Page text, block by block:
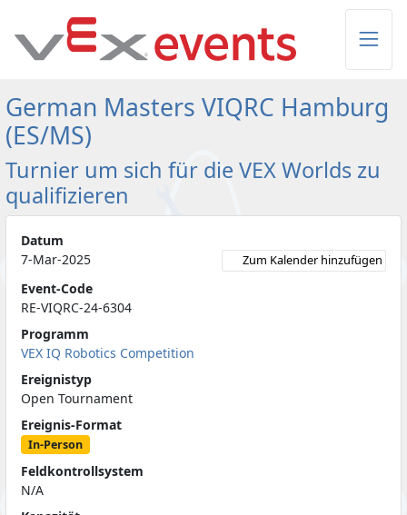
German Masters VIQRC Hamburg
(ES/MS)
Turnier um sich für die VEX Worlds zu
qualifizieren
Datum
7-Mar-2025
Zum Kalender hinzufügen
Event-Code
RE-VIQRC-24-6304
Programm
VEX IQ Robotics Competition
Ereignistyp
Open Tournament
Ereignis-Format
In-Person
Feldkontrollsystem
N/A